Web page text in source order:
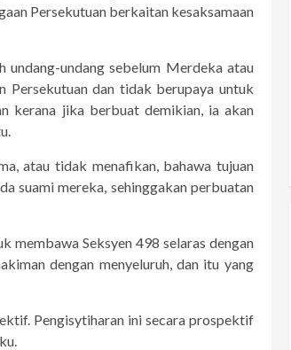
Persekutuan berkaitan kesaksamaan
undang-undang sebelum Merdeka atau
Persekutuan dan tidak berupaya untuk
kerana jika berbuat demikian, ia akan
atau tidak menafikan, bahawa tujuan
suami mereka, sehinggakan perbuatan
membawa Seksyen 498 selaras dengan
dengan menyeluruh, dan itu yang
Pengisytiharan ini secara prospektif